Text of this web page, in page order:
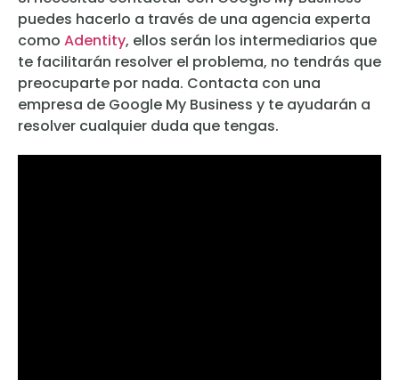
puedes hacerlo a través de una agencia experta
como Adentity, ellos serán los intermediarios que
te facilitarán resolver el problema, no tendrás que
preocuparte por nada. Contacta con una
empresa de Google My Business y te ayudarán a
resolver cualquier duda que tengas.